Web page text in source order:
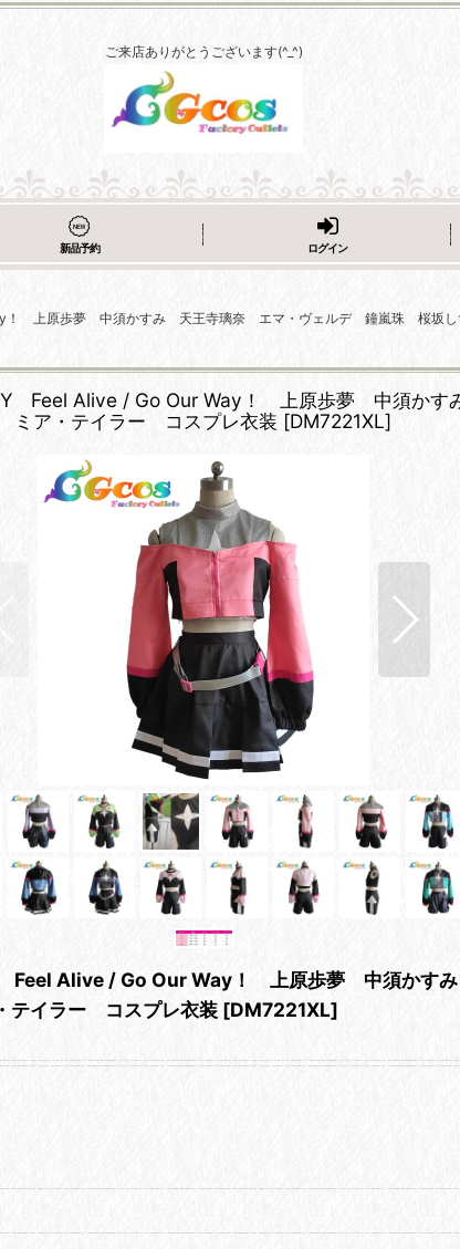
ご来店ありがとうございます(^_^)
新品予約 ログイン
！ 上原歩夢 中須かすみ 天王寺璃奈 エマ・ヴェルデ 鐘嵐珠
Feel Alive / Go Our Way！ 上原歩夢 中須
・テイラー コスプレ衣装 [DM7221XL]
Feel Alive / Go Our Way！ 上原歩夢 中須か
イラー コスプレ衣装 [DM7221XL]